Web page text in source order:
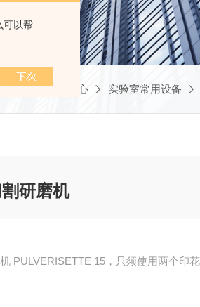
可以帮
首页 产品中心 实验室常用设备
研磨机
PULVERISETTE 15，只须使用两个印